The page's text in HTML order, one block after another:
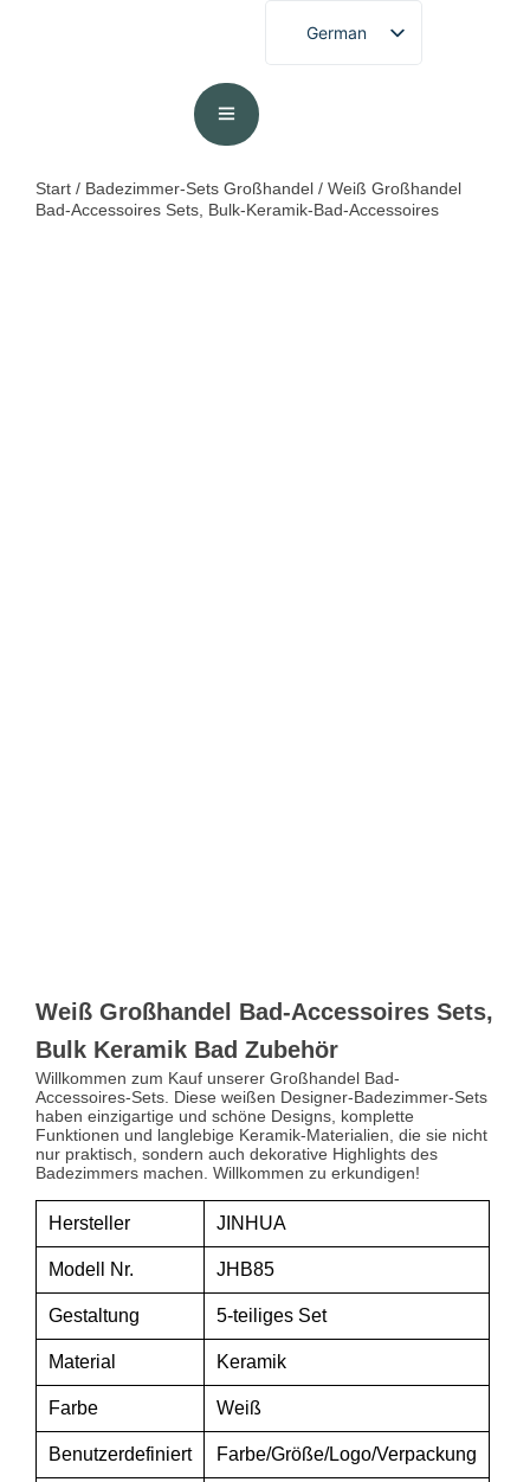
German
Start / Badezimmer-Sets Großhandel / Weiß Großhandel
Bad-Accessoires Sets, Bulk-Keramik-Bad-Accessoires
Weiß Großhandel Bad-Accessoires Sets,
Bulk Keramik Bad Zubehör
Willkommen zum Kauf unserer Großhandel Bad-
Accessoires-Sets. Diese weißen Designer-Badezimmer-Sets
haben einzigartige und schöne Designs, komplette
Funktionen und langlebige Keramik-Materialien, die sie nicht
nur praktisch, sondern auch dekorative Highlights des
Badezimmers machen. Willkommen zu erkundigen!
Hersteller JINHUA
Modell Nr. JHB85
Gestaltung 5-teiliges Set
Material Keramik
Farbe Weiß
Benutzerdefiniert Farbe/Größe/Logo/Verpackung